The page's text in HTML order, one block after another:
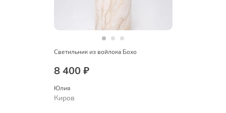
Светильник из войлока Бохо
8 400 ₽
Юлия
Киров